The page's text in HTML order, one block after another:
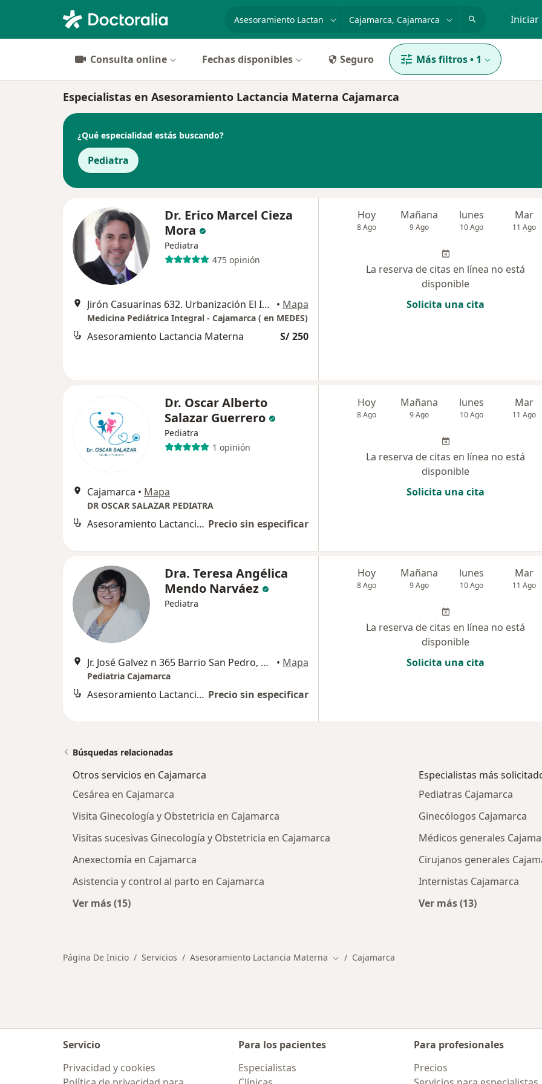
Iniciar
Consulta online Fechas disponibles Seguro Más filtros• 1
Especialistas en Asesoramiento Lactancia Materna Cajamarca
¿Qué especialidad estás buscando?
Pediatra
Dr. Erico Marcel Cieza
Mora
Pediatra
475 opinión
Jirón Casuarinas 632. Urbanización El Ingenio, Cajamarca • Mapa
Medicina Pediátrica Integral - Cajamarca ( en MEDES)
Asesoramiento Lactancia Materna S/ 250
Hoy
8 Ago
Mañana
9 Ago
lunes
10 Ago
Mar
11 Ago
La reserva de citas en línea no está
disponible
Solicita una cita
Dr. Oscar Alberto
Salazar Guerrero
Pediatra
1 opinión
Cajamarca • Mapa
DR OSCAR SALAZAR PEDIATRA
Asesoramiento Lactancia Materna Precio sin especificar
Hoy
8 Ago
Mañana
9 Ago
lunes
10 Ago
Mar
11 Ago
La reserva de citas en línea no está
disponible
Solicita una cita
Dra. Teresa Angélica
Mendo Narváez
Pediatra
Jr. José Galvez n 365 Barrio San Pedro, Cajamarca • Mapa
Pediatria Cajamarca
Asesoramiento Lactancia Materna Precio sin especificar
Hoy
8 Ago
Mañana
9 Ago
lunes
10 Ago
Mar
11 Ago
La reserva de citas en línea no está
disponible
Solicita una cita
Búsquedas relacionadas
Otros servicios en Cajamarca
Cesárea en Cajamarca
Visita Ginecología y Obstetricia en Cajamarca
Visitas sucesivas Ginecología y Obstetricia en Cajamarca
Anexectomía en Cajamarca
Asistencia y control al parto en Cajamarca
Ver más (15)
Especialistas más
Pediatras Cajamarca
Ginecólogos Cajamarca
Médicos generales
Cirujanos generales
Internistas Cajamarca
Ver más (13)
Página De Inicio Servicios Asesoramiento Lactancia Materna Cambiar de ciudad
Cajamarca
Servicio
Privacidad y cookies
Para los pacientes
Especialistas
Para profesionales
Precios